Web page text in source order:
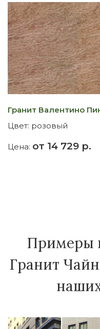
Гранит Валентино
Цвет: розовый
Цена: от 14 729 р.
Примеры
Гранит